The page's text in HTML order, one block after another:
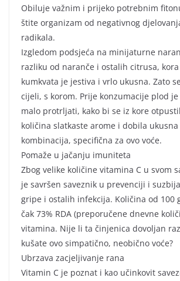
Obiluje važnim i prijeko potrebnim
štite organizam od negativnog
radikala.
Izgledom podsjeća na minijaturne
razliku od naranče i ostalih citrusa,
kumkvata je jestiva i vrlo ukusna. Zato
cijeli, s korom. Prije konzumacije plod
malo protrljati, kako bi se iz kore
količina slatkaste arome i dobila
kombinacija, specifična za ovo voće.
Pomaže u jačanju imuniteta
Zbog velike količine vitamina C u svom
je savršen saveznik u prevenciji i
gripe i ostalih infekcija. Količina od 100
čak 73% RDA (preporučene dnevne
vitamina. Nije li ta činjenica dovoljan
kušate ovo simpatično, neobično voće?
Ubrzava zacjeljivanje rana
Vitamin C je poznat i kao učinkovit